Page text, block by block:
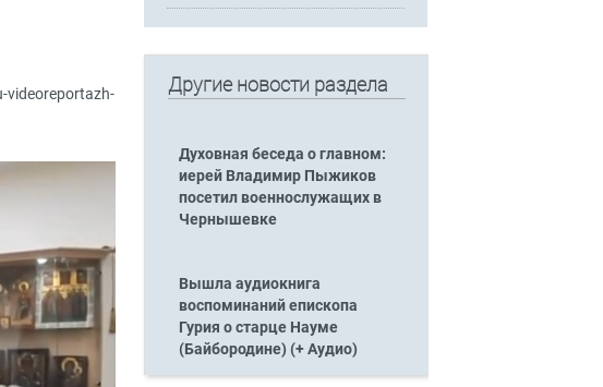
videoreportazh- Другие новости раздела
Духовная беседа о главном:
иерей Владимир Пыжиков
посетил военнослужащих в
Чернышевке
Вышла аудиокнига
воспоминаний епископа
Гурия о старце Науме
(Байбородине) (+ Аудио)